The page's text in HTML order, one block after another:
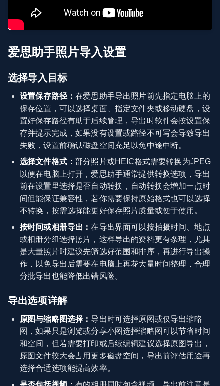
爱思助手照片导入设置
选择导入目标
设置保存路径：在爱思助手导出照片前先指定电脑上的
保存位置，可以选择桌面、指定文件夹或移动硬盘，设
置好保存路径有助于后续管理，导出时软件会按设置保
存并提示完成，如果没有设置或路径不可写会导致导出
失败，设置前确认磁盘空间充足以免中途中断。
选择文件格式：部分照片或HEIC格式需要转换为JPEG
以便在电脑上打开，爱思助手通常提供转换选项，导出
前在设置里选择是否自动转换，自动转换会增加一点时
间但能保证兼容性，若你需要保持原始格式也可以选择
不转换，按需选择能更好保存照片质量或便于使用。
按时间或相册导出：在导出界面可以按拍摄时间、地点
或相册分组选择照片，这样导出的资料更有条理，尤其
是大量照片时建议先筛选好范围和排序，再进行导出操
作，以免导出后需要在电脑上再花大量时间整理，合理
分批导出也能降低出错风险。
导出选项详解
原图与缩略图选择：导出时可选择原图或仅导出缩略
图，如果只是浏览或分享小图选择缩略图可以节省时间
和空间，但若需要打印或后续编辑建议选择原图导出，
原图文件较大会占用更多磁盘空间，导出前评估用途再
选择合适选项能提高效率。
是否包括视频：有的相册同时包含视频，导出前注意是